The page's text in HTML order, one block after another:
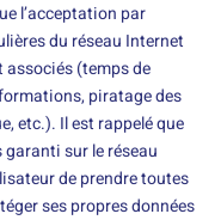
l’acceptation par
du réseau Internet
associés (temps de
piratage des
etc.). Il est rappelé que
garanti sur le réseau
de prendre toutes
ses propres données